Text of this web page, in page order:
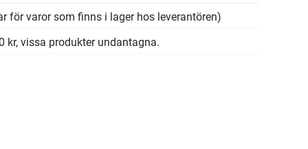
för varor som finns i lager hos leverantören)
kr, vissa produkter undantagna.